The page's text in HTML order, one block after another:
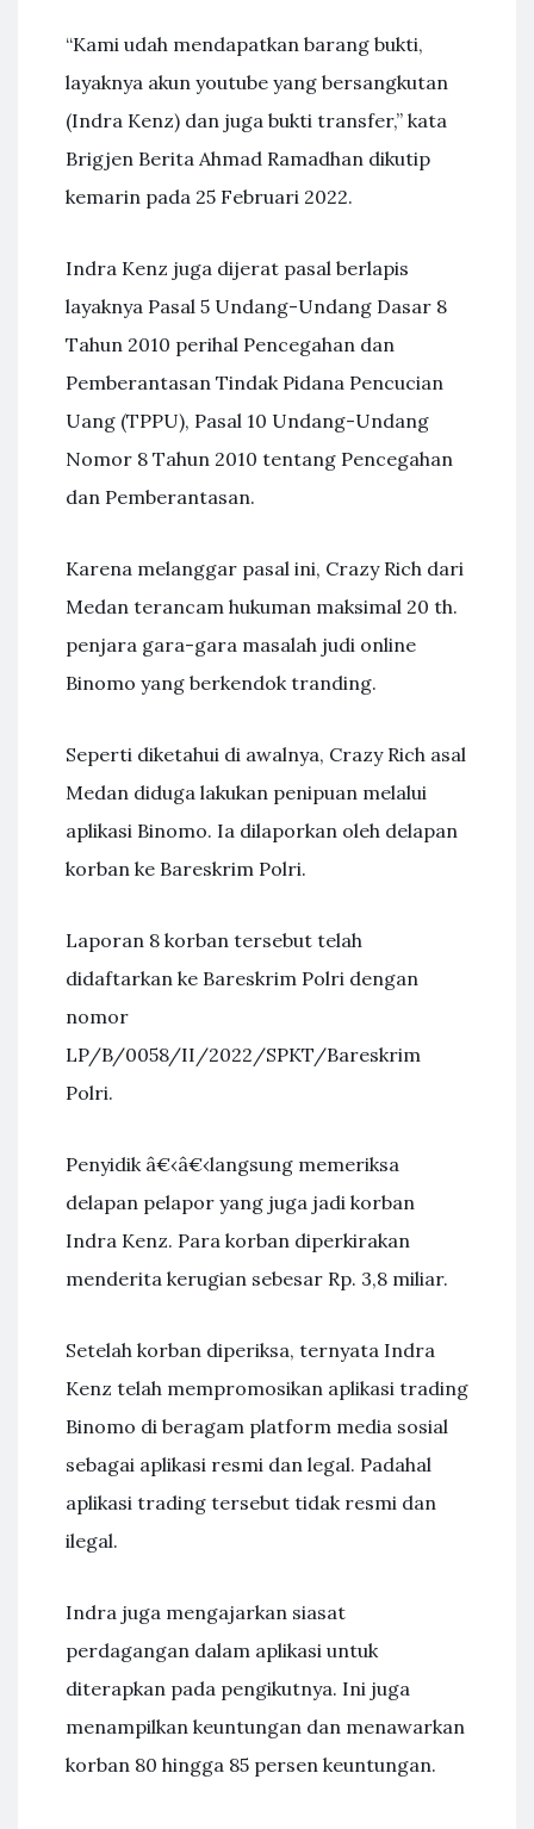
“Kami udah mendapatkan barang bukti,
layaknya akun youtube yang bersangkutan
(Indra Kenz) dan juga bukti transfer,” kata
Brigjen Berita Ahmad Ramadhan dikutip
kemarin pada 25 Februari 2022.
Indra Kenz juga dijerat pasal berlapis
layaknya Pasal 5 Undang-Undang Dasar 8
Tahun 2010 perihal Pencegahan dan
Pemberantasan Tindak Pidana Pencucian
Uang (TPPU), Pasal 10 Undang-Undang
Nomor 8 Tahun 2010 tentang Pencegahan
dan Pemberantasan.
Karena melanggar pasal ini, Crazy Rich dari
Medan terancam hukuman maksimal 20 th.
penjara gara-gara masalah judi online
Binomo yang berkendok tranding.
Seperti diketahui di awalnya, Crazy Rich asal
Medan diduga lakukan penipuan melalui
aplikasi Binomo. Ia dilaporkan oleh delapan
korban ke Bareskrim Polri.
Laporan 8 korban tersebut telah
didaftarkan ke Bareskrim Polri dengan
nomor
LP/B/0058/II/2022/SPKT/Bareskrim
Polri.
Penyidik â€‹â€‹langsung memeriksa
delapan pelapor yang juga jadi korban
Indra Kenz. Para korban diperkirakan
menderita kerugian sebesar Rp. 3,8 miliar.
Setelah korban diperiksa, ternyata Indra
Kenz telah mempromosikan aplikasi trading
Binomo di beragam platform media sosial
sebagai aplikasi resmi dan legal. Padahal
aplikasi trading tersebut tidak resmi dan
ilegal.
Indra juga mengajarkan siasat
perdagangan dalam aplikasi untuk
diterapkan pada pengikutnya. Ini juga
menampilkan keuntungan dan menawarkan
korban 80 hingga 85 persen keuntungan.